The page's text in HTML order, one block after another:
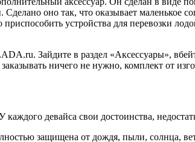
оно так, что оказывает
устройства для перевозки
Зайдите в раздел «Аксессуары»,
ничего не нужно, комплект от
девайса свои достоинства,
защищена от дождя, пыли, солнца,